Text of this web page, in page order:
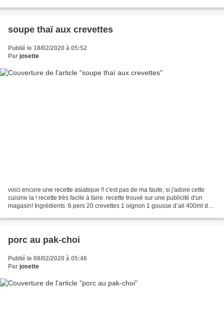
soupe thaï aux crevettes
Publié le 18/02/2020 à 05:52
Par josette
voici encore une recette asiatique !! c'est pas de ma faute, si j'adore cette
cuisine la ! recette très facile à faire. recette trouvé sur une publicité d'un
magasin! Ingrédients :6 pers 20 crevettes 1 oignon 1 gousse d’ail 400ml de
porc au pak-choi
Publié le 08/02/2020 à 05:46
Par josette